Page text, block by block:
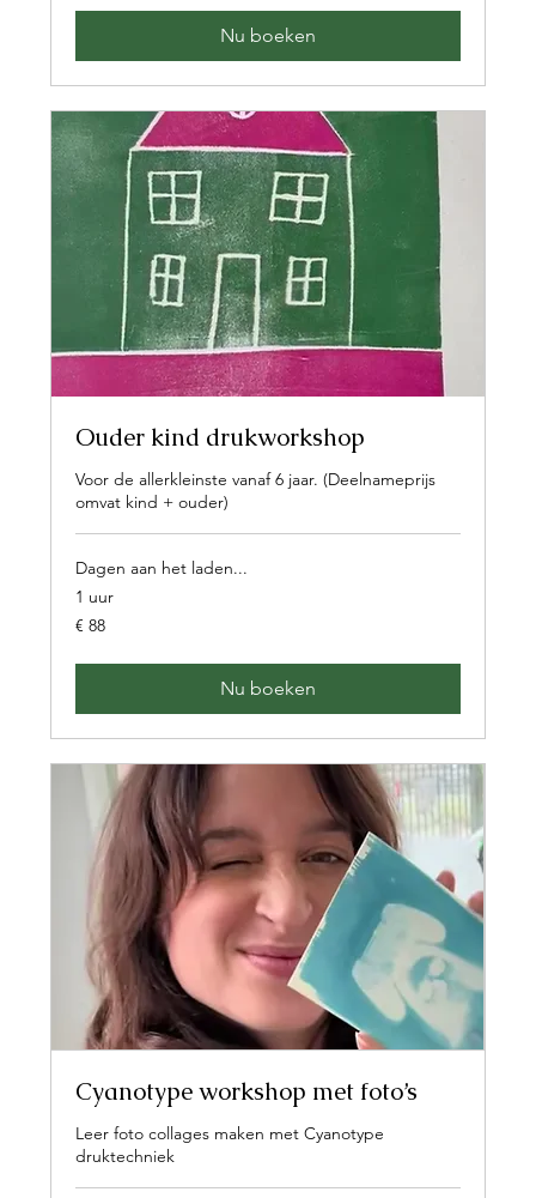
Nu boeken
Ouder kind drukworkshop
Voor de allerkleinste vanaf 6 jaar. (Deelnameprijs
omvat kind + ouder)
Dagen aan het laden...
1 uur
88
euro
€ 88
Nu boeken
Cyanotype workshop met foto’s
Leer foto collages maken met Cyanotype
druktechniek